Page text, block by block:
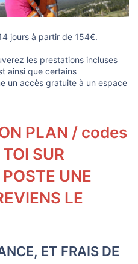
jours à partir de 154€.
les prestations incluses
ainsi que certains
un accès gratuite à un espace
PLAN / codes
SUR
UNE
LE
ET FRAIS DE